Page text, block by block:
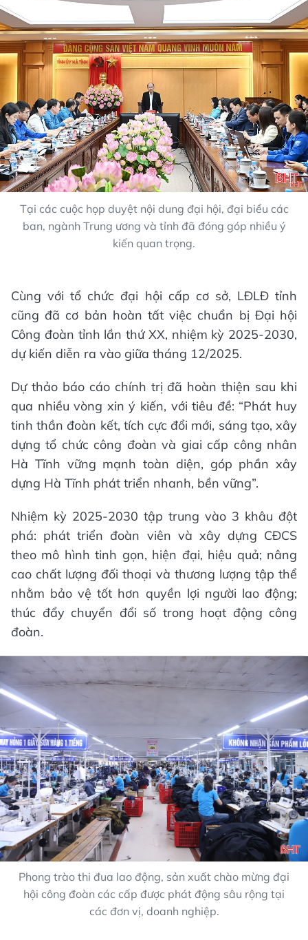
Tại các cuộc họp duyệt nội dung đại hội, đại biểu các
ban, ngành Trung ương và tỉnh đã đóng góp nhiều ý
kiến quan trọng.
Cùng với tổ chức đại hội cấp cơ sở, LĐLĐ tỉnh
cũng đã cơ bản hoàn tất việc chuẩn bị Đại hội
Công đoàn tỉnh lần thứ XX, nhiệm kỳ 2025-2030,
dự kiến diễn ra vào giữa tháng 12/2025.
Dự thảo báo cáo chính trị đã hoàn thiện sau khi
qua nhiều vòng xin ý kiến, với tiêu đề: “Phát huy
tinh thần đoàn kết, tích cực đổi mới, sáng tạo, xây
dựng tổ chức công đoàn và giai cấp công nhân
Hà Tĩnh vững mạnh toàn diện, góp phần xây
dựng Hà Tĩnh phát triển nhanh, bền vững”.
Nhiệm kỳ 2025-2030 tập trung vào 3 khâu đột
phá: phát triển đoàn viên và xây dựng CĐCS
theo mô hình tinh gọn, hiện đại, hiệu quả; nâng
cao chất lượng đối thoại và thương lượng tập thể
nhằm bảo vệ tốt hơn quyền lợi người lao động;
thúc đẩy chuyển đổi số trong hoạt động công
đoàn.
Phong trào thi đua lao động, sản xuất chào mừng đại
hội công đoàn các cấp được phát động sâu rộng tại
các đơn vị, doanh nghiệp.